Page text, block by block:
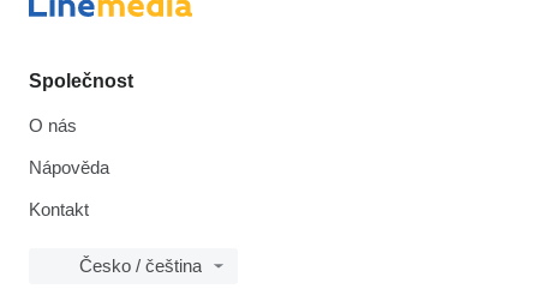
Společnost
O nás
Nápověda
Kontakt
Česko / čeština